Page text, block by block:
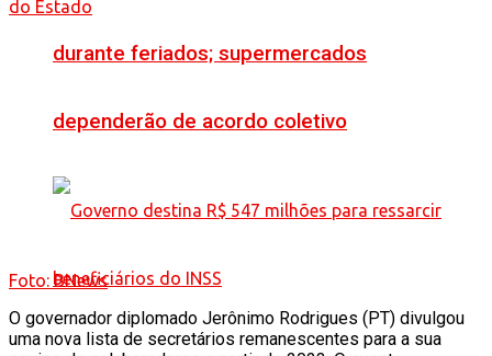
durante feriados; supermercados
dependerão de acordo coletivo
Foto: BNews
O governador diplomado Jerônimo Rodrigues (PT) divulgou
uma nova lista de secretários remanescentes para a sua